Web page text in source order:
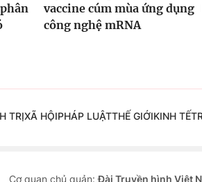
vaccine cúm mùa ứng dụng
công nghệ mRNA
TRỊXÃ HỘIPHÁP LUẬTTHẾ GIỚIKINH TẾ
Cơ quan chủ quản:Đài Truyền hình Việt